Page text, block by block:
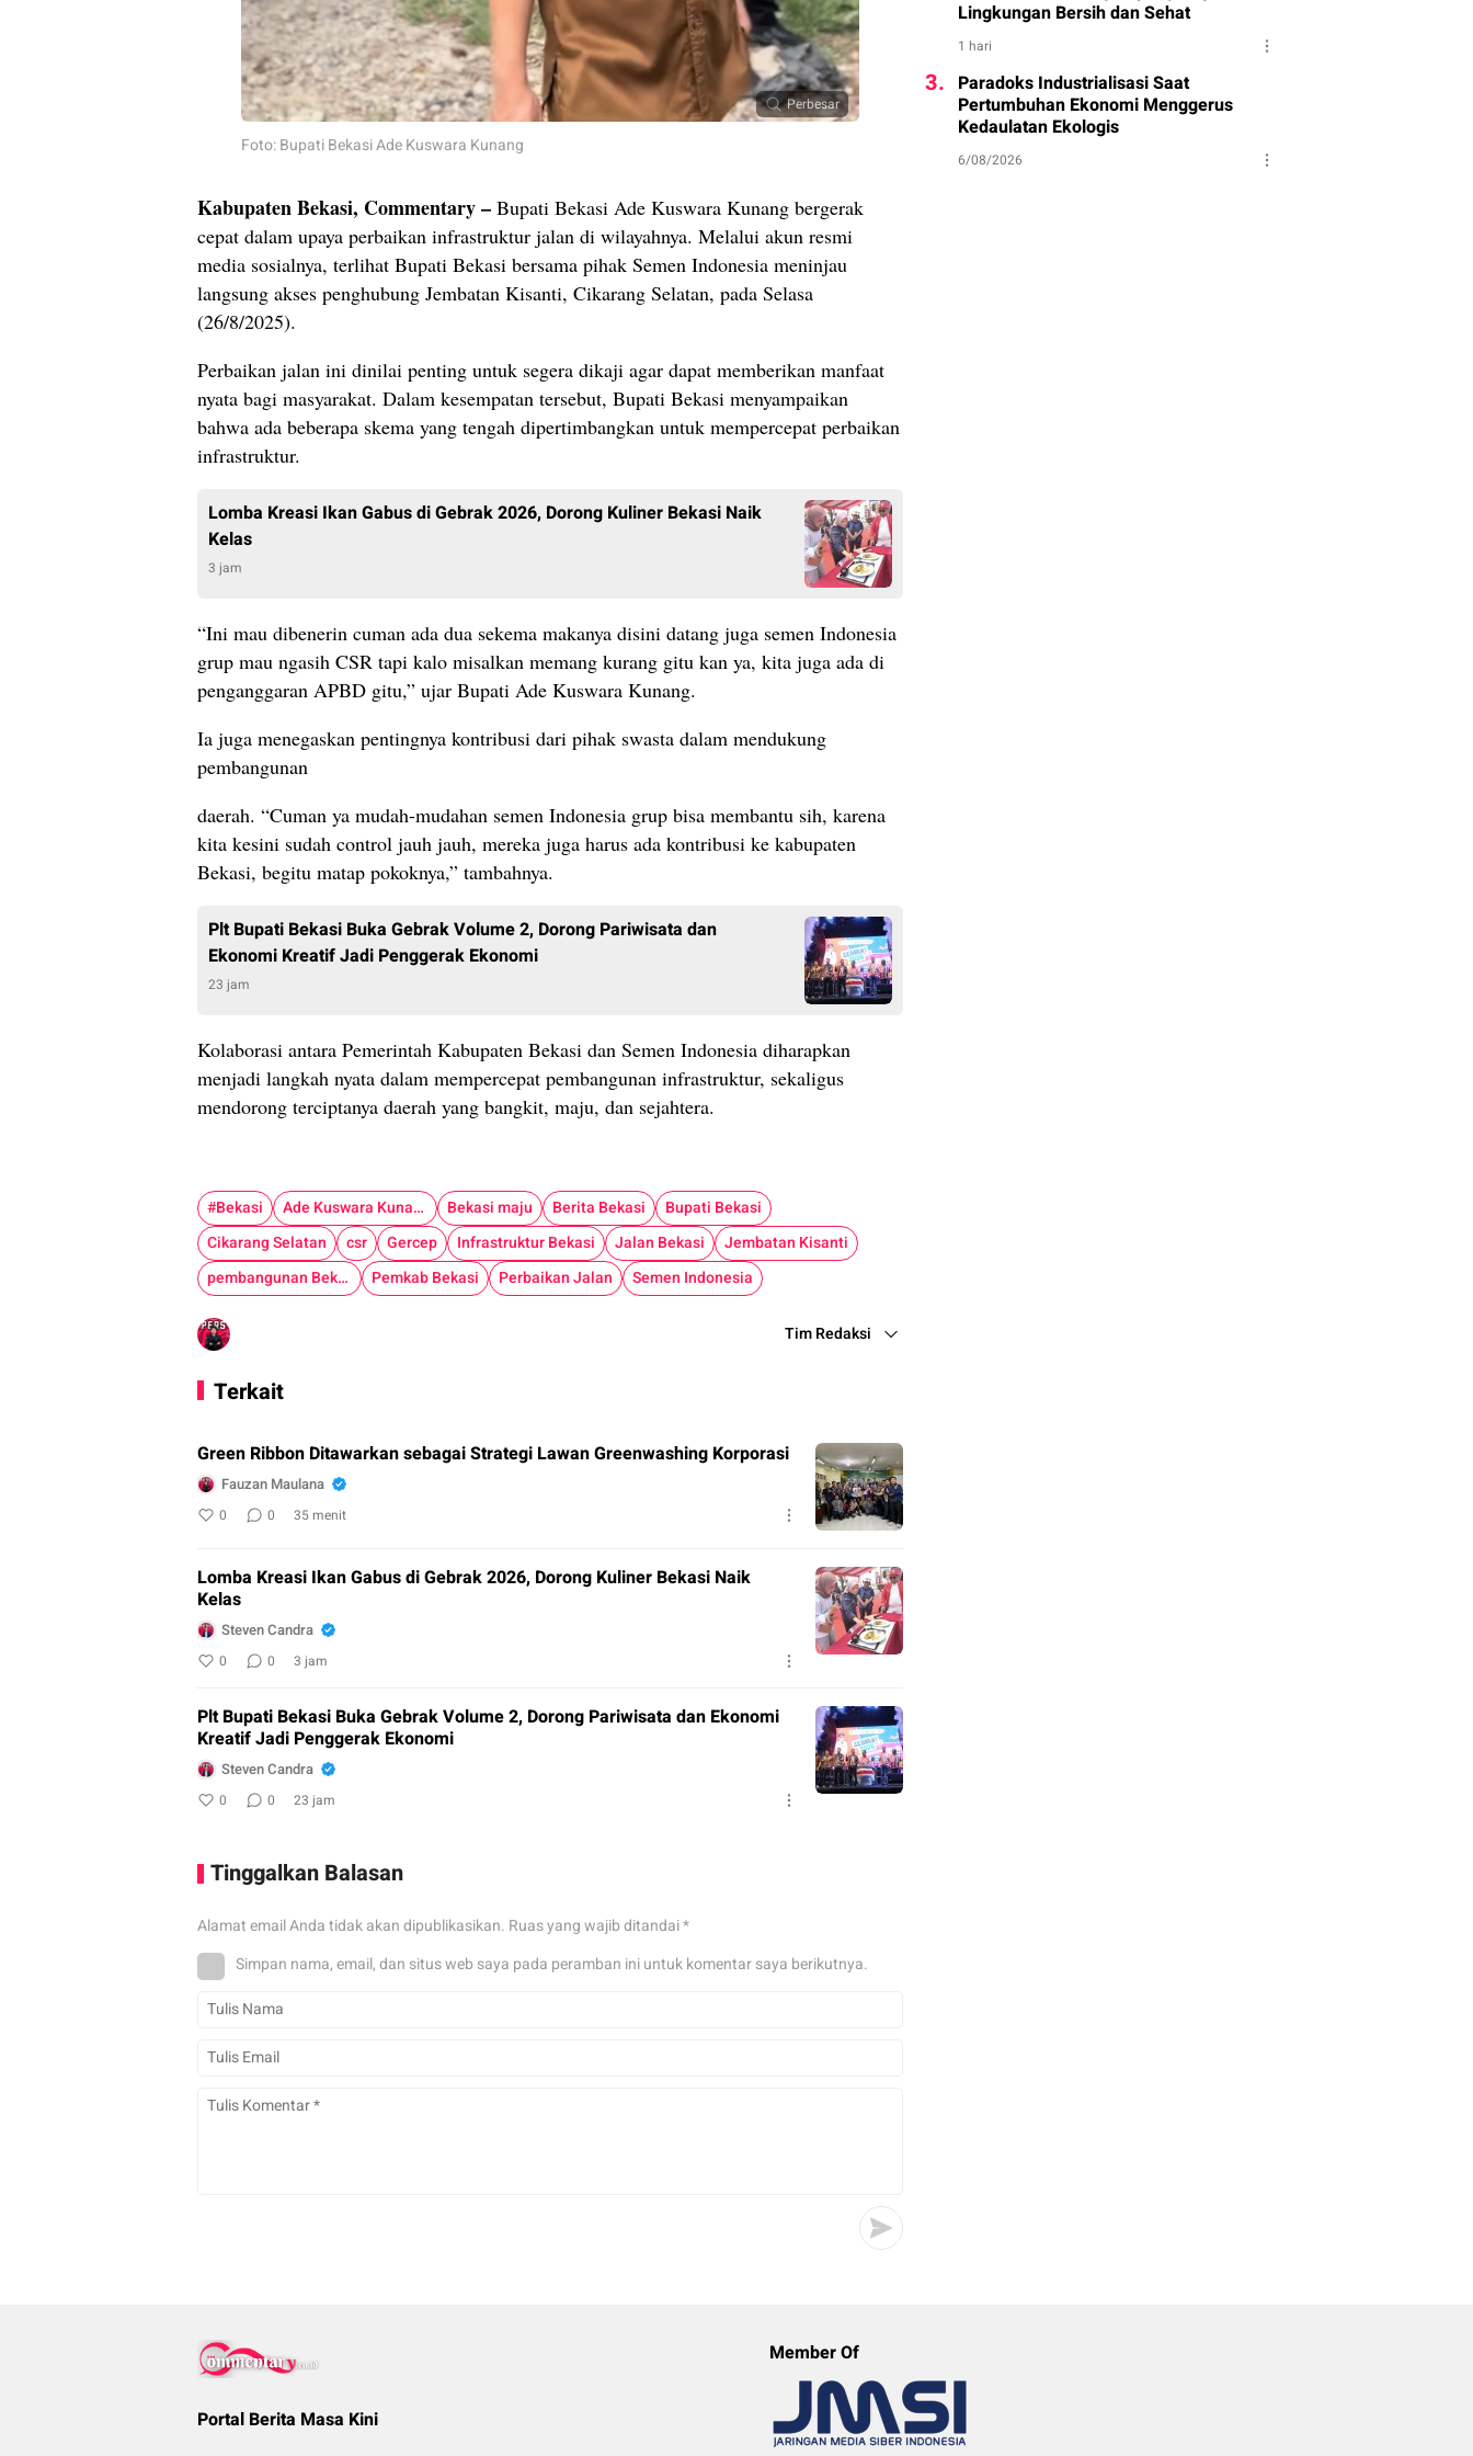
Perbesar
Foto: Bupati Bekasi Ade Kuswara Kunang
Kabupaten Bekasi, Commentary – Bupati Bekasi Ade Kuswara Kunang bergerak
cepat dalam upaya perbaikan infrastruktur jalan di wilayahnya. Melalui akun resmi
media sosialnya, terlihat Bupati Bekasi bersama pihak Semen Indonesia meninjau
langsung akses penghubung Jembatan Kisanti, Cikarang Selatan, pada Selasa
(26/8/2025).
Perbaikan jalan ini dinilai penting untuk segera dikaji agar dapat memberikan manfaat
nyata bagi masyarakat. Dalam kesempatan tersebut, Bupati Bekasi menyampaikan
bahwa ada beberapa skema yang tengah dipertimbangkan untuk mempercepat perbaikan
infrastruktur.
Lomba Kreasi Ikan Gabus di Gebrak 2026, Dorong Kuliner Bekasi Naik
Kelas
3 jam
“Ini mau dibenerin cuman ada dua sekema makanya disini datang juga semen Indonesia
grup mau ngasih CSR tapi kalo misalkan memang kurang gitu kan ya, kita juga ada di
penganggaran APBD gitu,” ujar Bupati Ade Kuswara Kunang.
Ia juga menegaskan pentingnya kontribusi dari pihak swasta dalam mendukung
pembangunan
daerah. “Cuman ya mudah-mudahan semen Indonesia grup bisa membantu sih, karena
kita kesini sudah control jauh jauh, mereka juga harus ada kontribusi ke kabupaten
Bekasi, begitu matap pokoknya,” tambahnya.
Plt Bupati Bekasi Buka Gebrak Volume 2, Dorong Pariwisata dan
Ekonomi Kreatif Jadi Penggerak Ekonomi
23 jam
Kolaborasi antara Pemerintah Kabupaten Bekasi dan Semen Indonesia diharapkan
menjadi langkah nyata dalam mempercepat pembangunan infrastruktur, sekaligus
mendorong terciptanya daerah yang bangkit, maju, dan sejahtera.
#Bekasi Ade Kuswara Kunang Bekasi maju Berita Bekasi
Bupati Bekasi
Cikarang Selatan
csr Gercep Infrastruktur Bekasi Jalan Bekasi
Jembatan Kisanti
pembangunan Bekasi
Pemkab Bekasi Perbaikan Jalan Semen Indonesia
Tim Redaksi
Terkait
Green Ribbon Ditawarkan sebagai Strategi Lawan Greenwashing Korporasi
Fauzan Maulana
0 0 35 menit
Lomba Kreasi Ikan Gabus di Gebrak 2026, Dorong Kuliner Bekasi Naik
Kelas
Steven Candra
0 0 3 jam
Plt Bupati Bekasi Buka Gebrak Volume 2, Dorong Pariwisata dan Ekonomi
Kreatif Jadi Penggerak Ekonomi
Steven Candra
0 0 23 jam
Tinggalkan Balasan
Alamat email Anda tidak akan dipublikasikan. Ruas yang wajib ditandai*
Simpan nama, email, dan situs web saya pada peramban ini untuk komentar saya berikutnya.
Lingkungan Bersih dan Sehat
1 hari
3. Paradoks Industrialisasi Saat
Pertumbuhan Ekonomi Menggerus
Kedaulatan Ekologis
6/08/2026
Portal Berita Masa Kini
Member Of